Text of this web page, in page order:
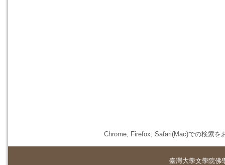
Chrome, Firefox, Safari(Mac)での検索を
臺灣大學文學院佛